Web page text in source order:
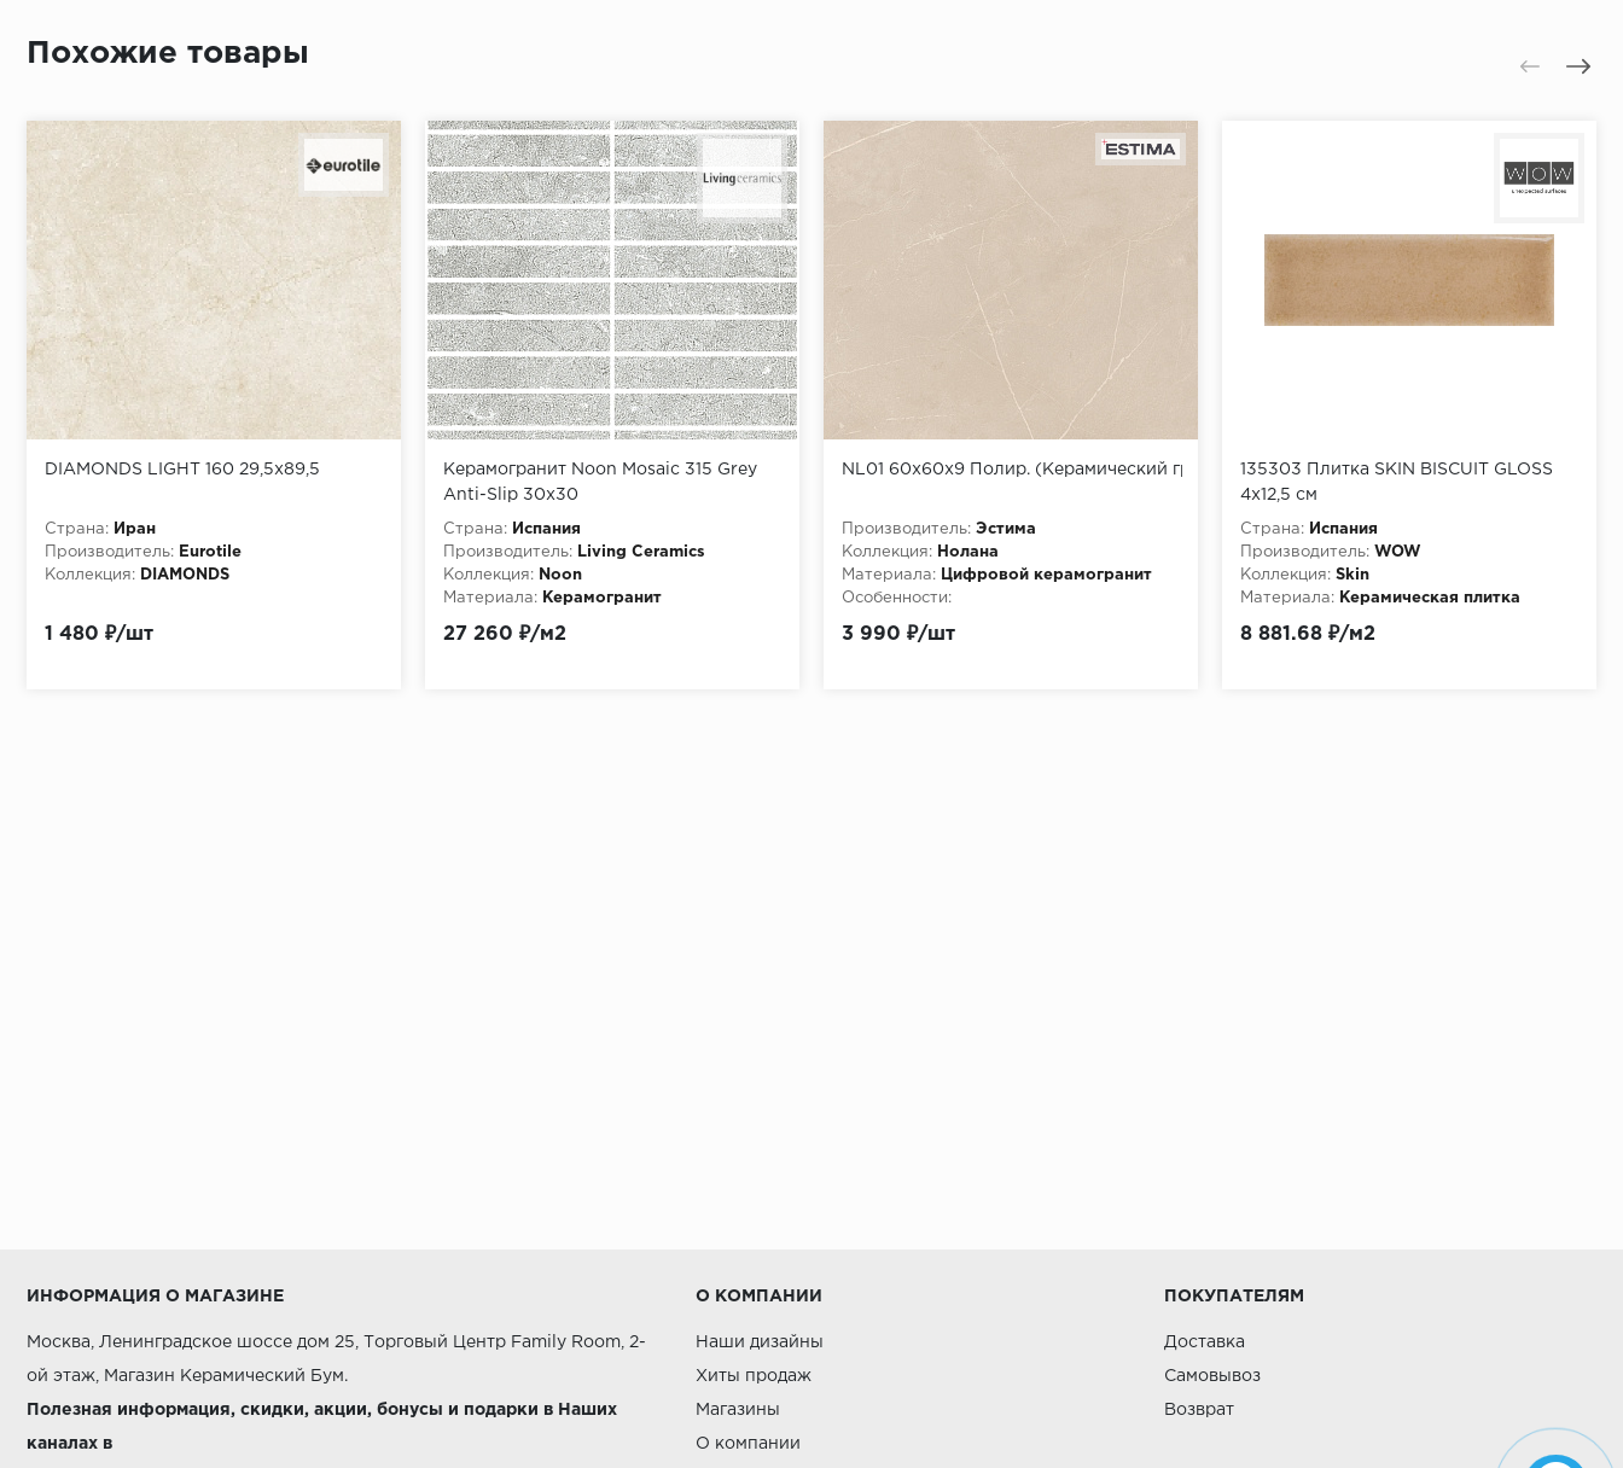
Похожие товары
DIAMONDS LIGHT 160 29,5x89,5
Страна:
Иран
Производитель:
Eurotile
Коллекция:
DIAMONDS
1 480 ₽/шт
Керамогранит Noon Mosaic 315 Grey
Anti-Slip 30x30
Страна:
Испания
Производитель:
Living Ceramics
Коллекция:
Noon
Материала:
Керамогранит
27 260 ₽/м2
NL01 60x60x9 Полир. (Керамический гранит)
Производитель: Эстима
Коллекция:
Нолана
Материала:
Цифровой керамогранит
Особенности:
3 990 ₽/шт
135303 Плитка SKIN BISCUIT GLOSS
4x12,5 см
Страна:
Испания
Производитель: WOW
Коллекция: Skin
Материала:
Керамическая плитка
8 881.68 ₽/м2
ИНФОРМАЦИЯ О МАГАЗИНЕ
Москва, Ленинградское шоссе дом 25, Торговый Центр Family Room, 2-
ой этаж, Магазин Керамический Бум.
Полезная информация, скидки, акции, бонусы и подарки в Наших
каналах в
О КОМПАНИИ
Наши дизайны
Хиты продаж
Магазины
О компании
ПОКУПАТЕЛЯМ
Доставка
Самовывоз
Возврат